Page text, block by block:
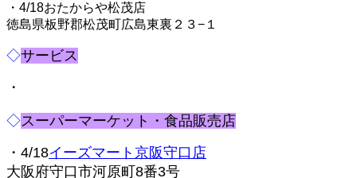
・4/18おたからや松茂店
徳島県板野郡松茂町広島東裏２３−１
◇サービス
・
◇スーパーマーケット・食品販売店
・4/18イーズマート京阪守口店
大阪府守口市河原町8番3号